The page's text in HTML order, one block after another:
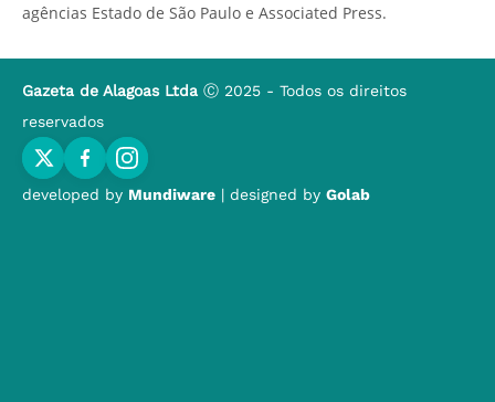
agências Estado de São Paulo e Associated Press.
Gazeta de Alagoas Ltda Ⓒ 2025 - Todos os direitos
reservados
developed by Mundiware | designed by Golab